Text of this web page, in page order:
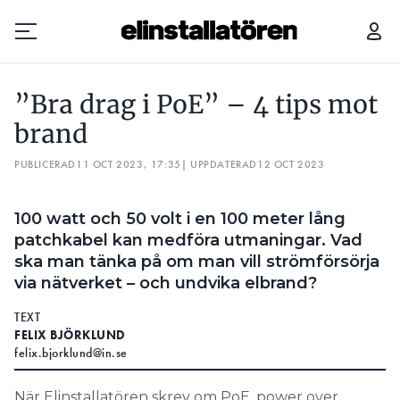
Prenumerera
Hantera prenumeration
Lediga jobb
Annonsera
Läs E-tidningen
Om tidningen
Kontakt
Personuppgifter
”Bra drag i PoE” – 4 tips mot
brand
PUBLICERAD 11 OCT 2023, 17:35 | UPPDATERAD 12 OCT 2023
100 watt och 50 volt i en 100 meter lång
patchkabel kan medföra utmaningar. Vad
ska man tänka på om man vill strömförsörja
via nätverket – och undvika elbrand?
TEXT
FELIX BJÖRKLUND
felix.bjorklund@in.se